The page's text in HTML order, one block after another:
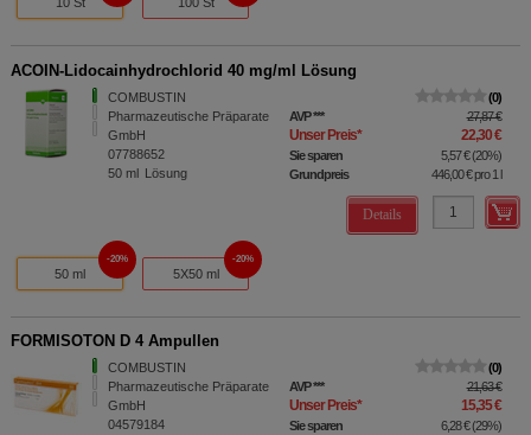
ACOIN-Lidocainhydrochlorid 40 mg/ml Lösung
COMBUSTIN
Pharmazeutische Präparate
GmbH
07788652
50 ml Lösung
0
AVP*** 27,87 €
Unser Preis* 22,30 €
Sie sparen 5,57 €(20%)
Grundpreis
446,00 €pro 1 l
Details
50 ml
20%
5X50 ml
20%
FORMISOTON D 4 Ampullen
COMBUSTIN
Pharmazeutische Präparate
GmbH
04579184
0
AVP*** 21,63 €
Unser Preis* 15,35 €
Sie sparen 6,28 €(29%)